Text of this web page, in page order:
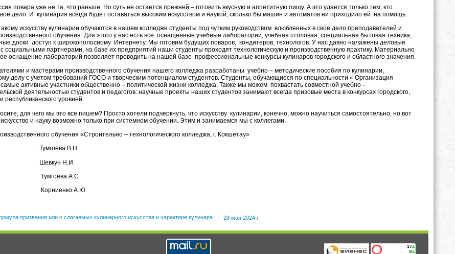
повара уже не та, что раньше. Но суть ее остается прежней – готовить вкусную и аппетитную пищу. А это удается только тем, кто
дело. И кулинария всегда будет оставаться высоким искусством и наукой, сколько бы машин и автоматов ни приходило ей на помощь.
искусству кулинарии обучаются в нашем колледже студенты под чутким руководством влюбленных в свое дело преподавателей и
обучения. Для этого у нас есть все: оснащенные учебные лаборатории, учебная столовая, специальная бытовая техника,
доски доступ к широкополосному Интернету. Мы готовим будущих поваров, кондитеров, технологов. У нас давно налажены деловые
социальными партнерами, на базе их предприятий наши студенты проходят технологическую и производственную практику. Материально
оснащение лабораторий позволяет проводить на нашей базе профессиональные конкурсы кулинаров городского и областного значения.
и мастерами производственного обучения нашего колледжа разработаны учебно – методические пособия по кулинарии,
делу с учетом требований ГОСО и творческим потенциалом студентов. Студенты, обучающиеся по специальности « Организация
активные участники общественно – политической жизни колледжа. Также мы можем похвастать совместной учебно –
деятельностью студентов и педагогов: научные проекты наших студентов занимают всегда призовые места в конкурсах городского,
республиканского уровней.
для чего мы это все пишем? Просто хотели подчеркнуть, что искусству кулинарии, конечно, можно научиться самостоятельно, но вот
и науку возможно только при системном обучении. Этим и занимаемся мы с коллегами.
обучения «Строительно – технологического колледжа, г. Кокшетау»
В.Н
Н.И
А.С
А.Ю
призвания или о слагаемых кулинарного искусства и характере кулинара | 28 мая 2024 г.